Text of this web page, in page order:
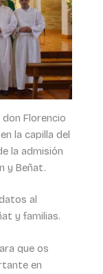
Florencio
la capilla del
la admisión
y Beñat.
al
y familias.
que os
en